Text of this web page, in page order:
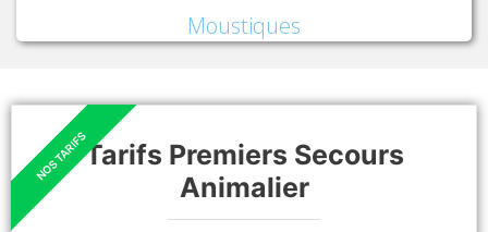
Moustiques
Tarifs Premiers Secours
Animalier